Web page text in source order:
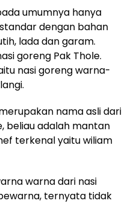
umumnya hanya
dengan bahan
lada dan garam.
goreng Pak Thole.
nasi goreng warna-
nama asli dari
beliau adalah mantan
terkenal yaitu wiliam
warna dari nasi
ternyata tidak